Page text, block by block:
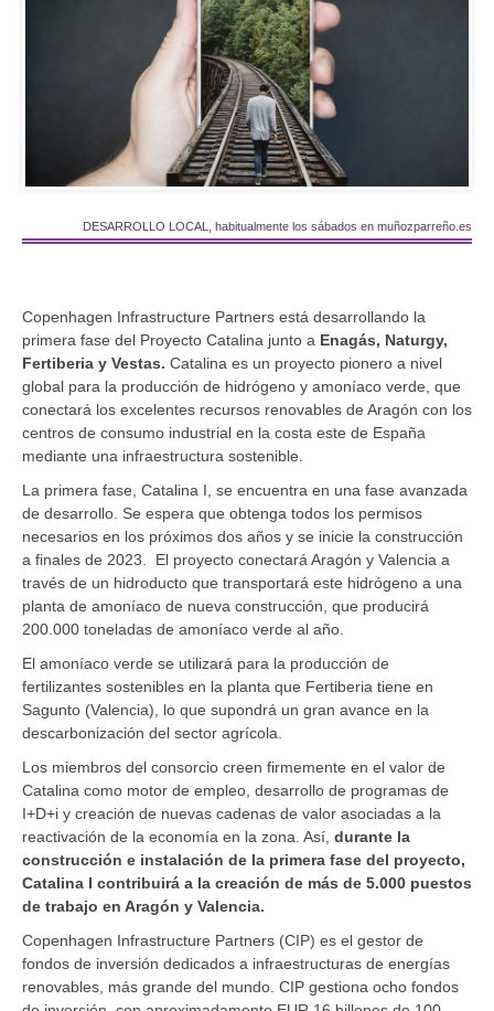
DESARROLLO LOCAL, habitualmente los sábados en muñozparreño.es
Copenhagen Infrastructure Partners está desarrollando la
primera fase del Proyecto Catalina junto a Enagás, Naturgy,
Fertiberia y Vestas. Catalina es un proyecto pionero a nivel
global para la producción de hidrógeno y amoníaco verde, que
conectará los excelentes recursos renovables de Aragón con los
centros de consumo industrial en la costa este de España
mediante una infraestructura sostenible.
La primera fase, Catalina I, se encuentra en una fase avanzada
de desarrollo. Se espera que obtenga todos los permisos
necesarios en los próximos dos años y se inicie la construcción
a finales de 2023. El proyecto conectará Aragón y Valencia a
través de un hidroducto que transportará este hidrógeno a una
planta de amoníaco de nueva construcción, que producirá
200.000 toneladas de amoníaco verde al año.
El amoníaco verde se utilizará para la producción de
fertilizantes sostenibles en la planta que Fertiberia tiene en
Sagunto (Valencia), lo que supondrá un gran avance en la
descarbonización del sector agrícola.
Los miembros del consorcio creen firmemente en el valor de
Catalina como motor de empleo, desarrollo de programas de
I+D+i y creación de nuevas cadenas de valor asociadas a la
reactivación de la economía en la zona. Así, durante la
construcción e instalación de la primera fase del proyecto,
Catalina I contribuirá a la creación de más de 5.000 puestos
de trabajo en Aragón y Valencia.
Copenhagen Infrastructure Partners (CIP) es el gestor de
fondos de inversión dedicados a infraestructuras de energías
renovables, más grande del mundo. CIP gestiona ocho fondos